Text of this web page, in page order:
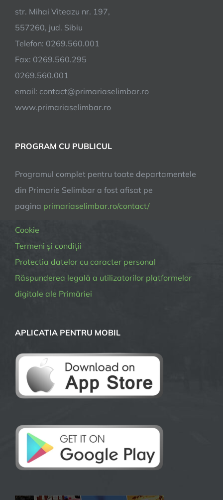
apa
str. Mihai Viteazu nr. 197,
557260, jud. Sibiu
Telefon: 0269.560.001
Fax: 0269.560.295
0269.560.001
email: contact@primariaselimbar.ro
www.primariaselimbar.ro
PROGRAM CU PUBLICUL
Programul complet pentru toate departamentele
din Primarie Selimbar a fost afisat pe
pagina primariaselimbar.ro/contact/
Cookie
Termeni și condiții
Protectia datelor cu caracter personal
Răspunderea legală a utilizatorilor platformelor
digitale ale Primăriei
APLICATIA PENTRU MOBIL